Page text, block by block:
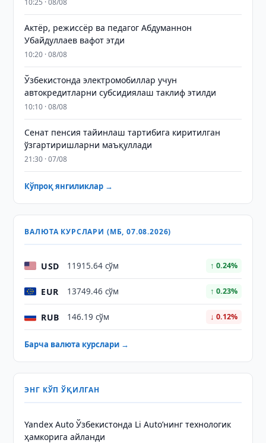
10:25 · 08/08
Актёр, режиссёр ва педагог Абдуманнон
Убайдуллаев вафот этди
10:20 · 08/08
Ўзбекистонда электромобиллар учун
автокредитларни субсидиялаш таклиф этилди
10:10 · 08/08
Сенат пенсия тайинлаш тартибига киритилган
ўзгартиришларни маъқуллади
21:30 · 07/08
Кўпроқ янгиликлар →
ВАЛЮТА КУРСЛАРИ (МБ, 07.08.2026)
USD 11915.64 сўм ↑ 0.24%
EUR 13749.46 сўм ↑ 0.23%
RUB 146.19 сўм ↓ 0.12%
Барча валюта курслари →
ЭНГ КЎП ЎҚИЛГАН
Yandex Auto Ўзбекистонда Li Auto’нинг технологик
ҳамкорига айланди